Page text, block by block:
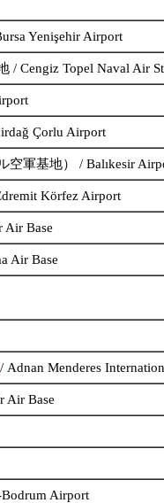
Yenişehir Airport
/ Cengiz Topel Naval Air
Çorlu Airport
軍基地） / Balıkesir
Körfez Airport
Air Base
Air Base
/ Adnan Menderes
Air Base
Airport